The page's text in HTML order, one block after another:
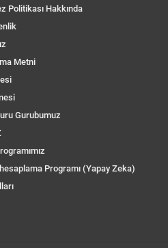
Politikası Hakkında
Metni
Gurubumuz
Programı (Yapay Zeka)